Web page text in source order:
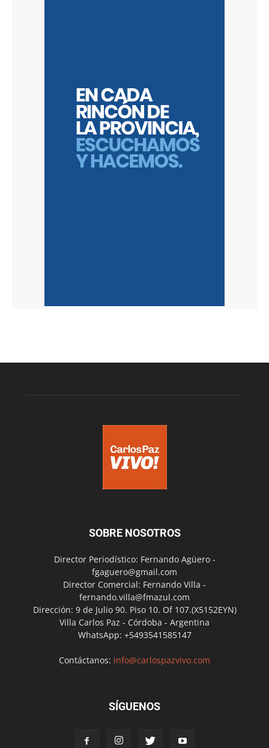
SOBRE NOSOTROS
Director Periodístico: Fernando Agüero -
fgaguero@gmail.com
Director Comercial: Fernando Villa -
fernando.villa@fmazul.com
Dirección: 9 de Julio 90. Piso 10. Of 107.(X5152EYN)
Villa Carlos Paz - Córdoba - Argentina
WhatsApp: +5493541585147
Contáctanos: info@carlospazvivo.com
SÍGUENOS